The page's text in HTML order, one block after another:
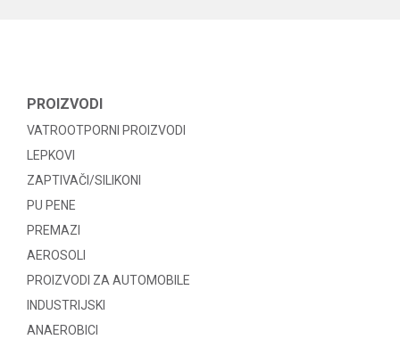
PROIZVODI
VATROOTPORNI PROIZVODI
LEPKOVI
ZAPTIVAČI/SILIKONI
PU PENE
PREMAZI
AEROSOLI
PROIZVODI ZA AUTOMOBILE
INDUSTRIJSKI
ANAEROBICI